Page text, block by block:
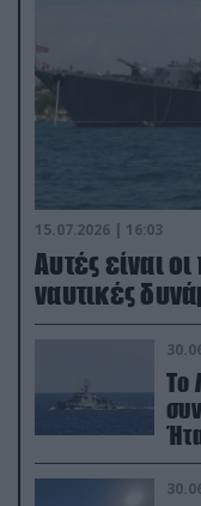
15.07.2026 | 16:03
Aυτές είναι
ναυτικές
Το